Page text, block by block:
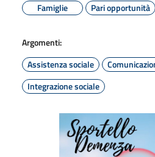
Famiglie
Pari opportunità
Argomenti:
Assistenza sociale
Integrazione sociale